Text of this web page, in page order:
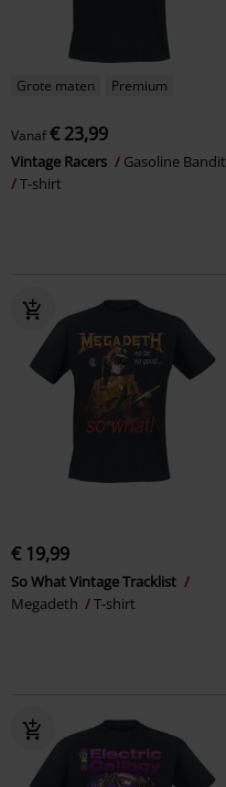
Grote maten Premium
Vanaf€ 23,99
Vintage Racers
Gasoline Bandit
T-shirt
€ 19,99
So What Vintage Tracklist
Megadeth
T-shirt